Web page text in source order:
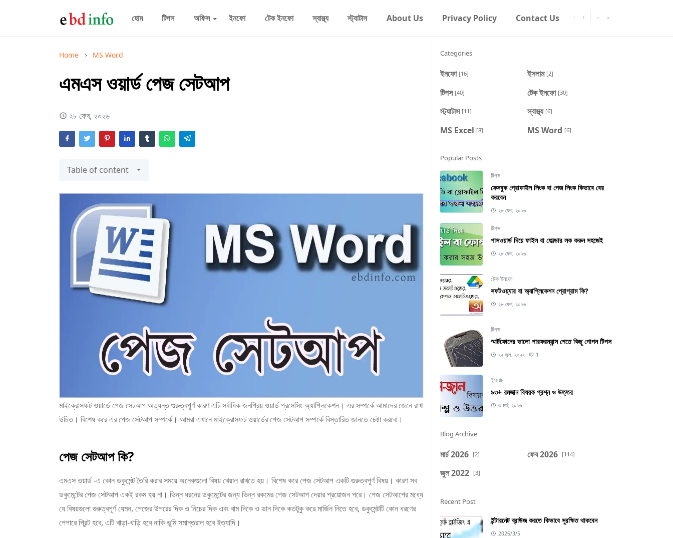
হোম টিপস অফিস ইনফো টেক ইনফো স্বাস্থ্য স্ট্যাটাস About Us Privacy Policy Contact Us
Home MS Word
এমএস ওয়ার্ড পেজ সেটআপ
২৮ ফেব, ২০২৬
Table of content
মাইক্রোসফট ওয়ার্ডে পেজ সেটআপ অত্যন্ত গুরুত্বপূর্ণ কারণ এটি সর্বাধিক জনপ্রিয় ওয়ার্ড প্রসেসিং অ্যাপ্লিকেশন। এর সম্পর্কে আমাদের জেনে রাখা
উচিত। বিশেষ করে এর পেজ সেটআপ সম্পর্কে। আমরা এখানে মাইক্রোসফট ওয়ার্ডের পেজ সেটআপ সম্পর্কে বিস্তারিত জানতে চেষ্টা করবো।
পেজ সেটআপ কি?
এমএস ওয়ার্ড -এ কোন ডকুমেন্ট তৈরি করার সময়ে অনেকগুলো বিষয় খেয়াল রাখতে হয়। বিশেষ করে পেজ সেটআপ একটি গুরুত্বপূর্ণ বিষয়। কারণ সব
ডকুমেন্টের পেজ সেটআপ একই রকম হয় না। ভিন্ন ধরনের ডকুমেন্টের জন্য ভিন্ন রকমের পেজ সেটআপ দেয়ার প্রয়োজন পরে। পেজ সেটআপের মধ্যে
যে বিষয়গুলো গুরুত্বপূর্ণ যেমন, পেজের উপরের দিক ও নিচের দিক এবং বাম দিকে ও ডান দিকে কতটুকু করে মার্জিন নিতে হবে, ডকুমেন্টটি কোন ধরণের
পেপারে প্রিন্ট হবে, এটি খাড়া-খাড়ি হবে নাকি ভূমি সমান্তরাল হবে ইত্যাদি।
Categories
ইনফো [16] ইসলাম [2]
টিপস [40] টেক ইনফো [30]
স্ট্যাটাস [11] স্বাস্থ্য [6]
MS Excel [8] MS Word [6]
Popular Posts
টিপস
ফেসবুক প্রোফাইল লিংক বা পেজ লিংক কিভাবে বের
করবেন
২৮ ফেব, ২০২৬
টিপস
পাসওয়ার্ড দিয়ে ফাইল বা ফোল্ডার লক করুন সহজেই
২৮ ফেব, ২০২৬
টেক ইনফো
সফটওয়্যার বা অ্যাপ্লিকেশন প্রোগ্রাম কি?
২৮ ফেব, ২০২৬
টিপস
স্মার্টফোনের ভালো পারফরম্যান্স পেতে কিছু গোপন টিপস
২২ জুল, ২০২২ 1
ইসলাম
৯৩+ রমজান বিষয়ক প্রশ্ন ও উত্তর
৩ মার্চ, ২০২৬
Blog Archive
মার্চ 2026 [2] ফেব 2026 [114]
জুল 2022 [3]
Recent Post
ইন্টারনেট ব্রাউজ করতে কিভাবে সুরক্ষিত থাকবেন
2026/3/5